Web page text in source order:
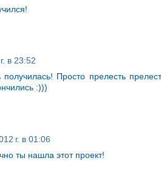
в 23:52
Просто прелесть
:)))
г. в 01:06
ты нашла этот проект!